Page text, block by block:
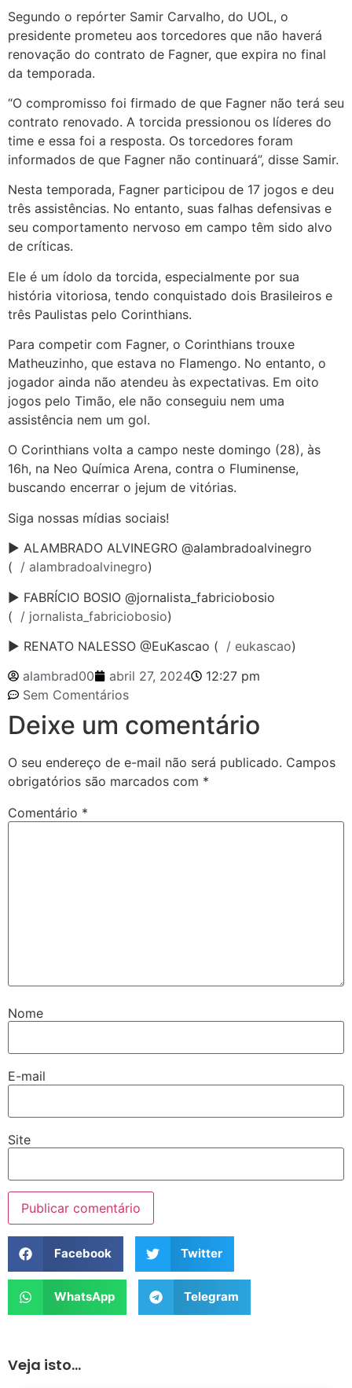
Segundo o repórter Samir Carvalho, do UOL, o
presidente prometeu aos torcedores que não haverá
renovação do contrato de Fagner, que expira no final
da temporada.
“O compromisso foi firmado de que Fagner não terá seu
contrato renovado. A torcida pressionou os líderes do
time e essa foi a resposta. Os torcedores foram
informados de que Fagner não continuará”, disse Samir.
Nesta temporada, Fagner participou de 17 jogos e deu
três assistências. No entanto, suas falhas defensivas e
seu comportamento nervoso em campo têm sido alvo
de críticas.
Ele é um ídolo da torcida, especialmente por sua
história vitoriosa, tendo conquistado dois Brasileiros e
três Paulistas pelo Corinthians.
Para competir com Fagner, o Corinthians trouxe
Matheuzinho, que estava no Flamengo. No entanto, o
jogador ainda não atendeu às expectativas. Em oito
jogos pelo Timão, ele não conseguiu nem uma
assistência nem um gol.
O Corinthians volta a campo neste domingo (28), às
16h, na Neo Química Arena, contra o Fluminense,
buscando encerrar o jejum de vitórias.
Siga nossas mídias sociais!
► ALAMBRADO ALVINEGRO @alambradoalvinegro
( / alambradoalvinegro)
► FABRÍCIO BOSIO @jornalista_fabriciobosio
( / jornalista_fabriciobosio)
► RENATO NALESSO @EuKascao ( / eukascao)
alambrad00
abril 27, 2024
12:27 pm
Sem Comentários
Deixe um comentário
O seu endereço de e-mail não será publicado. Campos
obrigatórios são marcados com *
Comentário *
Nome
E-mail
Site
Facebook Twitter
WhatsApp Telegram
Veja isto...